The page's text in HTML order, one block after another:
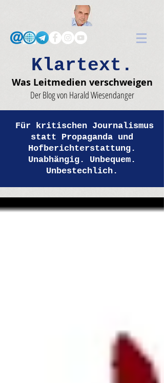
Klartext.
Was Leitmedien verschweigen
Der Blog von Harald Wiesendanger
Für kritischen Journalismus
statt Propaganda und
Hofberichterstattung.
Unabhängig. Unbequem.
Unbestechlich.